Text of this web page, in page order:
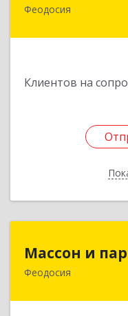
Феодосия
Клиентов на
Массон и
Феодосия
298112, Крым